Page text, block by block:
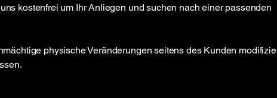
kostenfrei um Ihr Anliegen und suchen nach einer passenden
physische Veränderungen seitens des Kunden